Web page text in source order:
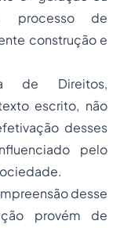
processo de
construção e
de Direitos,
escrito, não
desses
pelo
desse
provém de